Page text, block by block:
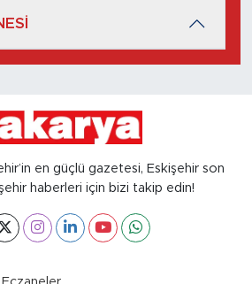
en güçlü gazetesi, Eskişehir son
haberleri için bizi takip edin!